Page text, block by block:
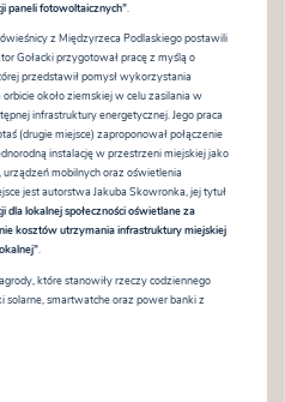
paneli fotowoltaicznych”.
z Międzyrzeca Podlaskiego postawili
Gołacki przygotował pracę z myślą o
przedstawił pomysł wykorzystania
około ziemskiej w celu zasilania w
infrastruktury energetycznej. Jego praca
(drugie miejsce) zaproponował połączenie
instalację w przestrzeni miejskiej jako
mobilnych oraz oświetlenia
jest autorstwa Jakuba Skowronka, jej tytuł
dla lokalnej społeczności oświetlane za
kosztów utrzymania infrastruktury miejskiej
.
które stanowiły rzeczy codziennego
solarne, smartwatche oraz power banki z